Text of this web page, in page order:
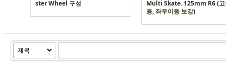
ster Wheel 구성
Multi Skate. 125mm R6 (고
용, 좌우이동 보강)